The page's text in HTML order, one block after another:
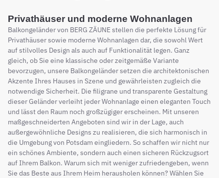
Privathäuser und moderne Wohnanlagen
Balkongeländer von BERG ZÄUNE stellen die perfekte Lösung für
Privathäuser sowie moderne Wohnanlagen dar, die sowohl Wert
auf stilvolles Design als auch auf Funktionalität legen. Ganz
gleich, ob Sie eine klassische oder zeitgemäße Variante
bevorzugen, unsere Balkongeländer setzen die architektonischen
Akzente Ihres Hauses in Szene und gewährleisten zugleich die
notwendige Sicherheit. Die filigrane und transparente Gestaltung
dieser Geländer verleiht jeder Wohnanlage einen eleganten Touch
und lässt den Raum noch großzügiger erscheinen. Mit unseren
maßgeschneiderten Angeboten sind wir in der Lage, auch
außergewöhnliche Designs zu realisieren, die sich harmonisch in
die Umgebung von Potsdam eingliedern. So schaffen wir nicht nur
ein schönes Ambiente, sondern auch einen sicheren Rückzugsort
auf Ihrem Balkon. Warum sich mit weniger zufriedengeben, wenn
Sie das Beste aus Ihrem Heim herausholen können? Wählen Sie